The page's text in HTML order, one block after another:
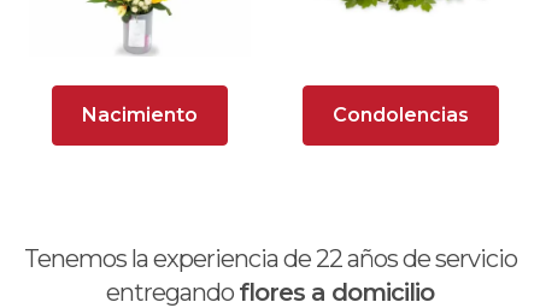
Nacimiento Condolencias
Tenemos la experiencia de 22años de servicio
entregando flores a domicilio
Ave del Paraíso (Strelitzia)
Chocolates y galletas